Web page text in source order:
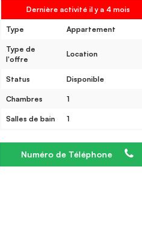
Dernière activité il y a 4 mois
Type Appartement
Type de
l'offre
Location
Status Disponible
Chambres 1
Salles de bain 1
Numéro de Téléphone